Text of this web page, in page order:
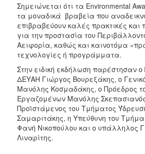
ΗΡΑΚΛΕΙΟ
Σημειώνεται ότι τα Environmental
τα μοναδικά βραβεία που
επιβραβεύουν καλές πρακτικές και
για την προστασία του
Αειφορία, καθώς και καινοτόμα
τεχνολογίες ή προγράμματα.
Στην ειδική εκδήλωση παρέστησαν ο
ΔΕΥΑΗ Γιώργος Βουρεξάκης, ο
Μανόλης Κοσμαδάκης, ο Πρόεδρος
Εργαζομένων Μανόλης
Προϊστάμενος του Τμήματος
Σαμαριτάκης, η Υπεύθυνη του
Φανή Νικοπούλου και ο υπάλληλος
Λιναρίτης.